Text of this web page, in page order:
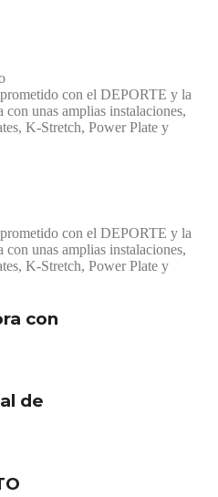
con el DEPORTE y la
unas amplias instalaciones,
K-Stretch, Power Plate y
con el DEPORTE y la
unas amplias instalaciones,
K-Stretch, Power Plate y
con
de